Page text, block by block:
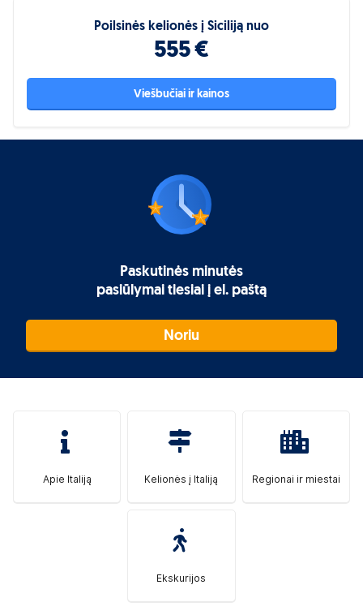
Poilsinės kelionės į Siciliją nuo
555 €
Viešbučiai ir kainos
Paskutinės minutės
pasiūlymai tiesiai į el. paštą
Noriu
Apie Italiją Kelionės į Italiją Regionai ir miestai
Ekskurijos